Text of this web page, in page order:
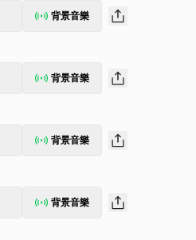
背景音樂
背景音樂
背景音樂
背景音樂